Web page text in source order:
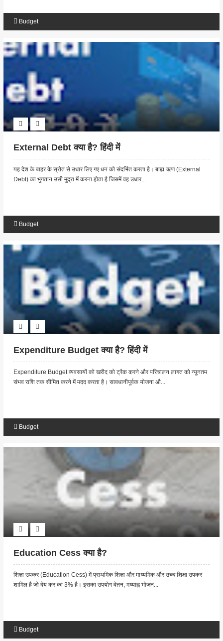
Budget
External Debt क्या है? हिंदी में
यह देश के बाहर के स्रोत से उधार लिए गए धन को संदर्भित करता है। बाह्य ऋण (External
Debt) का भुगतान उसी मुद्रा में करना होता है जिसमें वह उधार...
Budget
Expenditure Budget क्या है? हिंदी में
Expenditure Budget व्यवसायों को खरीद को ट्रैक करने और परिचालन लागत को न्यूनतम
संभव राशि तक सीमित करने में मदद करता है। सावधानीपूर्वक योजना औ...
Budget
Education Cess क्या है?
शिक्षा उपकर (Education Cess) में प्राथमिक शिक्षा और माध्यमिक और उच्च शिक्षा उपकर
शामिल है जो देय कर का 3% है। इसका उपयोग वेतन, मध्याह्न भोजन...
Budget